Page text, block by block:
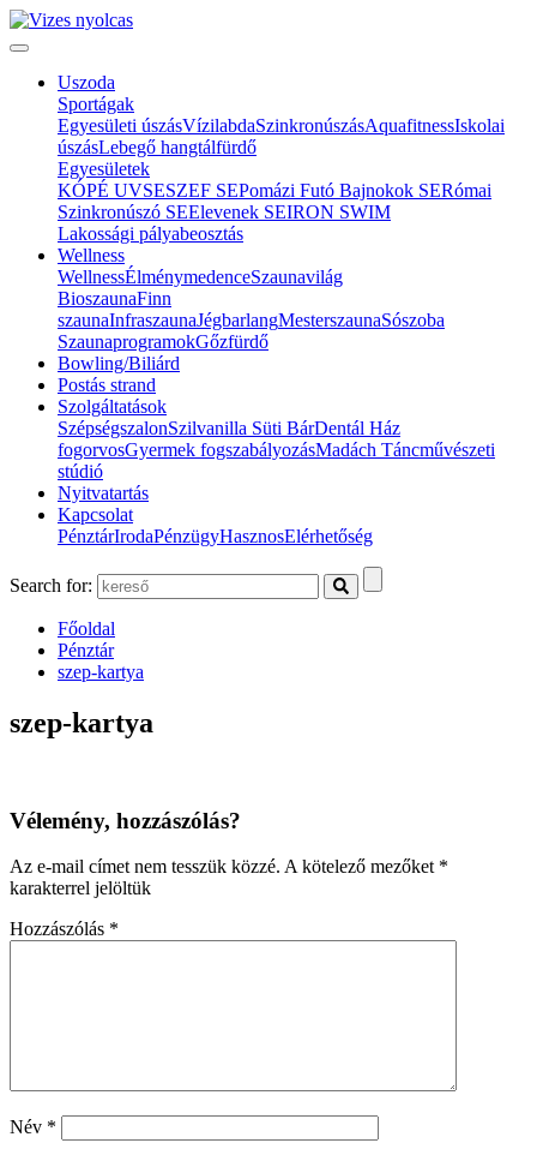
Uszoda
Sportágak
Egyesületi úszásVízilabdaSzinkronúszásAquafitnessIskolai
úszásLebegő hangtálfürdő
Egyesületek
KÓPÉ UVSESZEF SEPomázi Futó Bajnokok SERómai
Szinkronúszó SEElevenek SEIRON SWIM
Lakossági pályabeosztás
Wellness
WellnessÉlménymedenceSzaunavilág
BioszaunaFinn
szaunaInfraszaunaJégbarlangMesterszaunaSószoba
SzaunaprogramokGőzfürdő
Bowling/Biliárd
Postás strand
Szolgáltatások
SzépségszalonSzilvanilla Süti BárDentál Ház
fogorvosGyermek fogszabályozásMadách Táncművészeti
stúdió
Nyitvatartás
Kapcsolat
PénztárIrodaPénzügyHasznosElérhetőség
Search for:
Főoldal
Pénztár
szep-kartya
szep-kartya
Vélemény, hozzászólás?
Az e-mail címet nem tesszük közzé. A kötelező mezőket *
karakterrel jelöltük
Hozzászólás *
Név *